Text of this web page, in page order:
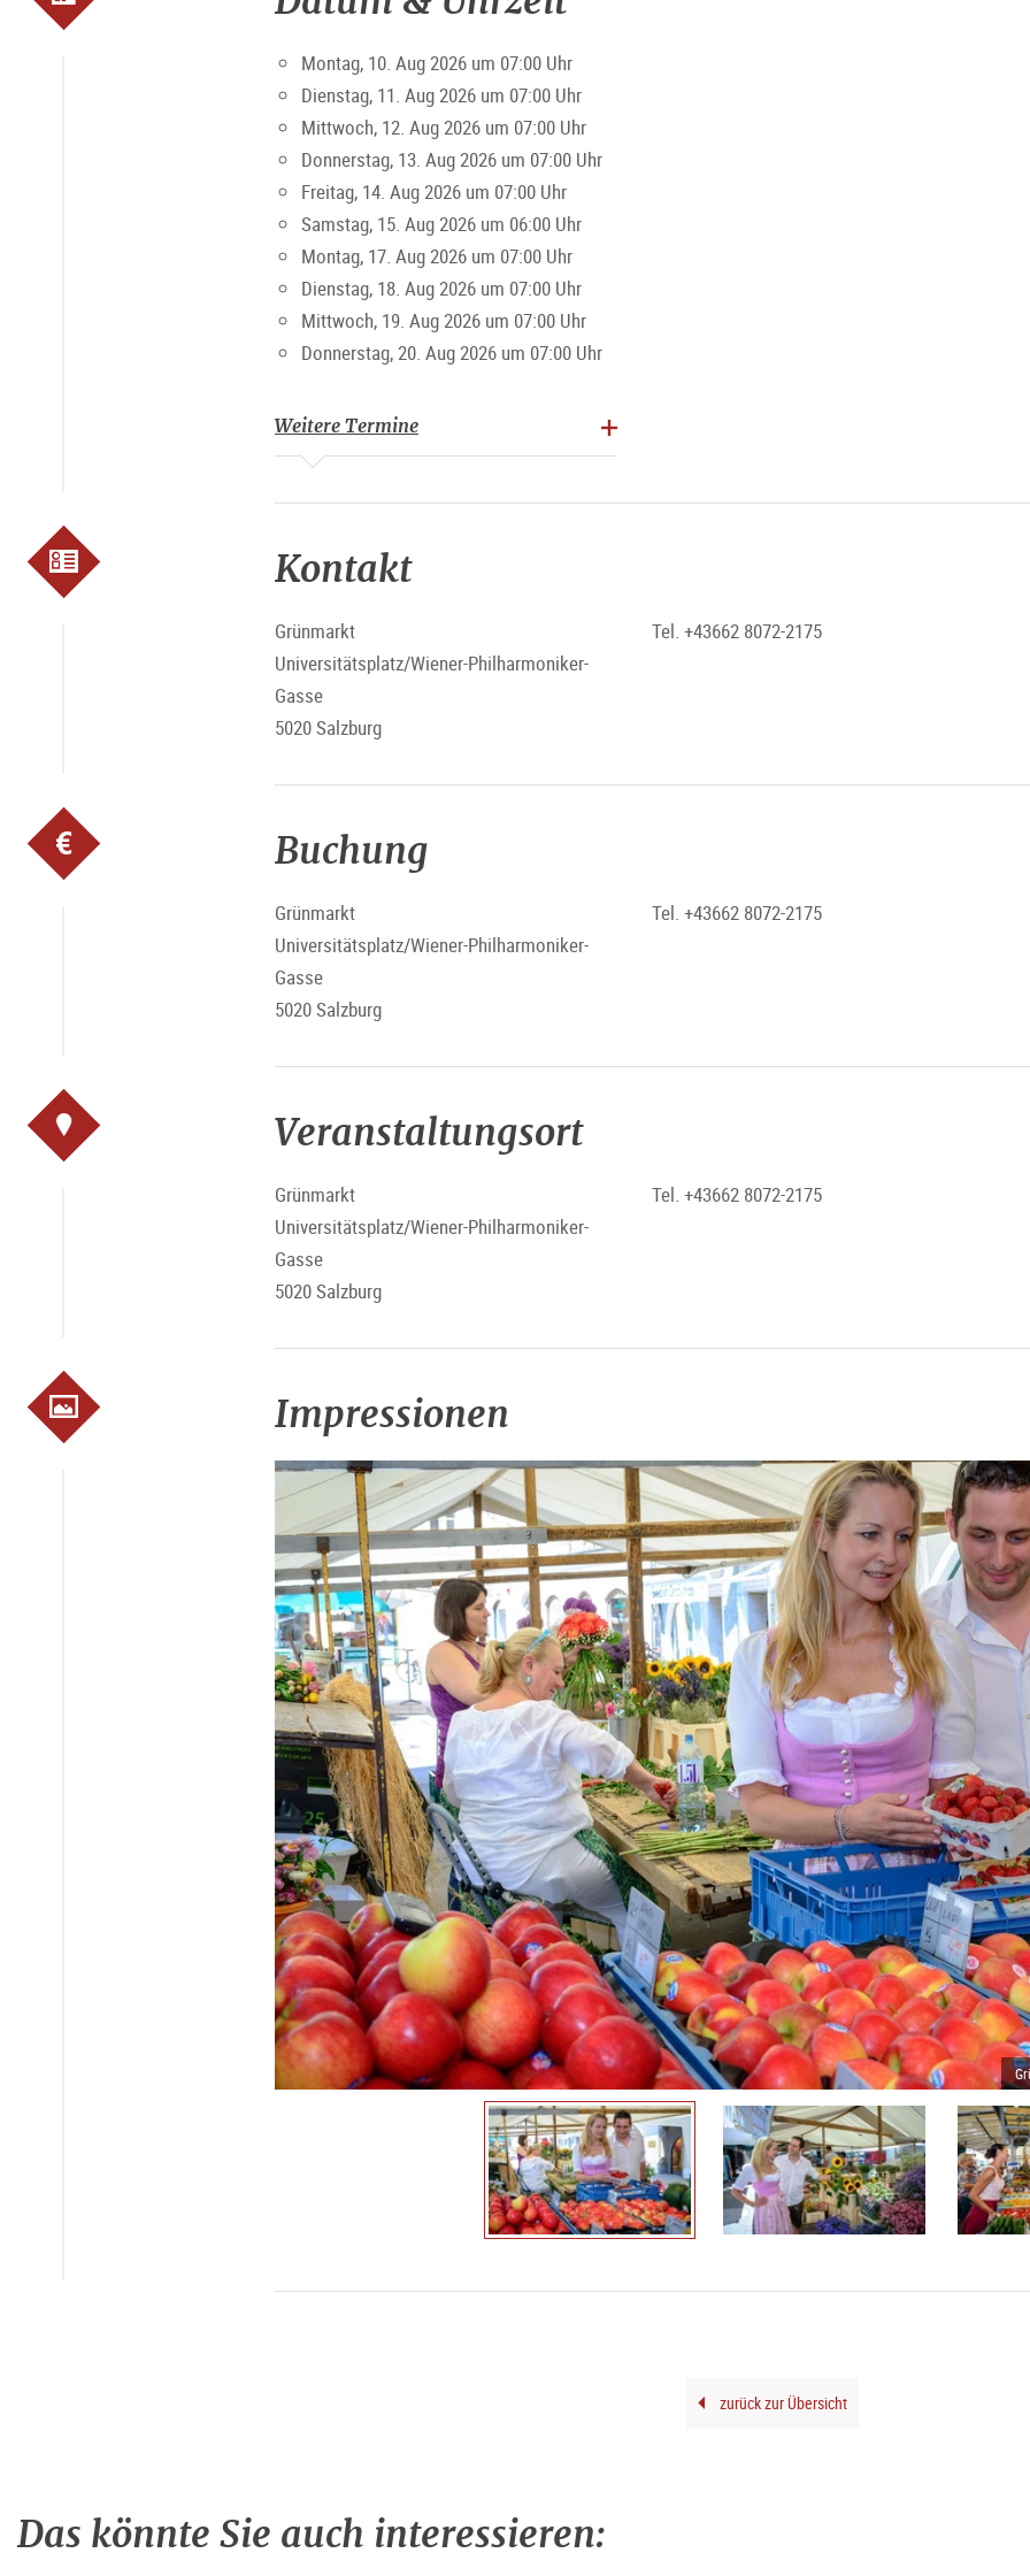
Montag-Freitag 7-19 Uhr, Samstag 6-15 Uhr (ausgenommen Feiertage)
Montag, 10. Aug 2026 um 07:00 Uhr
Dienstag, 11. Aug 2026 um 07:00 Uhr
Mittwoch, 12. Aug 2026 um 07:00 Uhr
Donnerstag, 13. Aug 2026 um 07:00 Uhr
Freitag, 14. Aug 2026 um 07:00 Uhr
Samstag, 15. Aug 2026 um 06:00 Uhr
Montag, 17. Aug 2026 um 07:00 Uhr
Dienstag, 18. Aug 2026 um 07:00 Uhr
Mittwoch, 19. Aug 2026 um 07:00 Uhr
Donnerstag, 20. Aug 2026 um 07:00 Uhr
Weitere Termine
Kontakt
Grünmarkt
Universitätsplatz/Wiener-Philharmoniker-
Gasse
5020 Salzburg
Tel. +43662 8072-2175
Buchung
Grünmarkt
Universitätsplatz/Wiener-Philharmoniker-
Gasse
5020 Salzburg
Tel. +43662 8072-2175
Veranstaltungsort
Grünmarkt
Universitätsplatz/Wiener-Philharmoniker-
Gasse
5020 Salzburg
Tel. +43662 8072-2175
Impressionen
zurück zur Übersicht
Das könnte Sie auch interessieren: